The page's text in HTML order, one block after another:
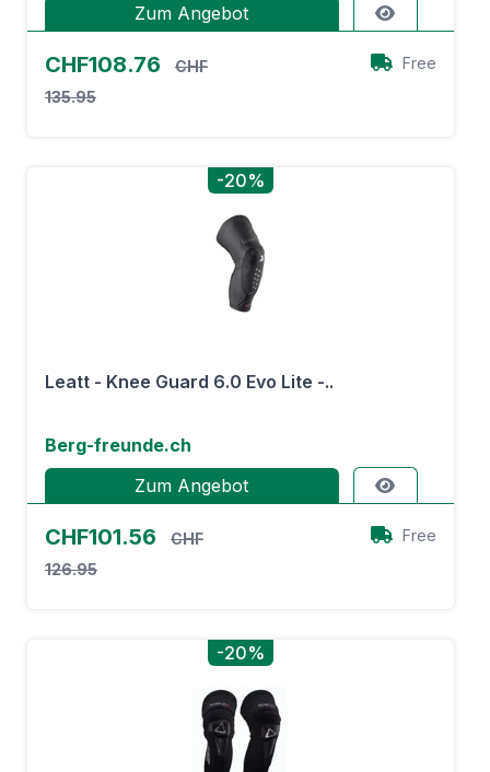
Zum Angebot
CHF108.76
CHF
135.95
Free
-20%
Leatt - Knee Guard 6.0 Evo Lite -..
Berg-freunde.ch
Zum Angebot
CHF101.56
CHF
126.95
Free
-20%